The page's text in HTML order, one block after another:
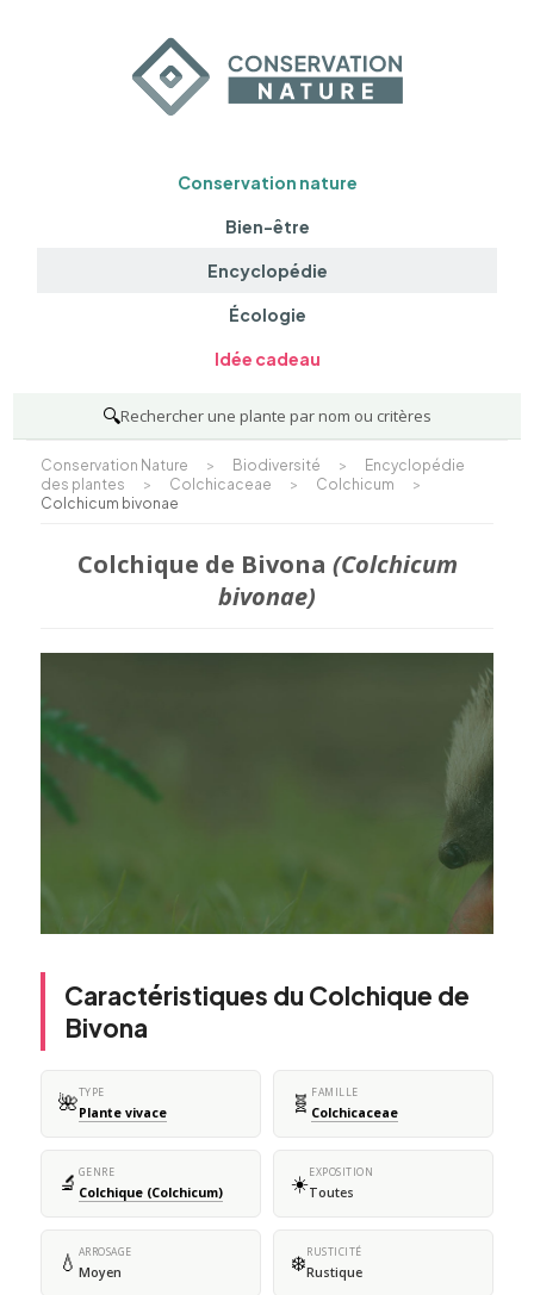
Conservation nature
Bien-être
Encyclopédie
Écologie
Idée cadeau
🔍Rechercher une plante par nom ou critères
Conservation Nature > Biodiversité >
Encyclopédie
des plantes
> Colchicaceae > Colchicum
>
Colchicum bivonae
Colchique de Bivona (Colchicum
bivonae)
Caractéristiques du Colchique de
Bivona
🌺TYPE
Plante vivace 🧬 FAMILLE
Colchicaceae
🔬 GENRE
Colchique (Colchicum) ☀️EXPOSITION
Toutes
💧 ARROSAGE
Moyen ❄️RUSTICITÉ
Rustique